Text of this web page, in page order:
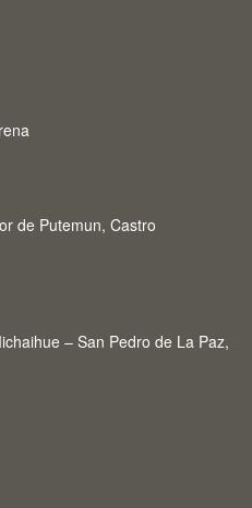
de Putemun, Castro
– San Pedro de La Paz,